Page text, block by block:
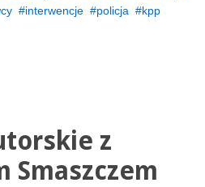
interwencje policja
kpp
z
Smaszczem